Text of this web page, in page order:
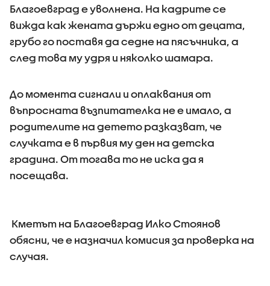
Благоевград е уволнена. На кадрите се
вижда как жената държи едно от децата,
грубо го поставя да седне на пясъчника, а
след това му удря и няколко шамара.
До момента сигнали и оплаквания от
въпросната възпитателка не е имало, а
родителите на детето разказват, че
случката е в първия му ден на детска
градина. От тогава то не иска да я
посещава.
Кметът на Благоевград Илко Стоянов
обясни, че е назначил комисия за проверка на
случая.